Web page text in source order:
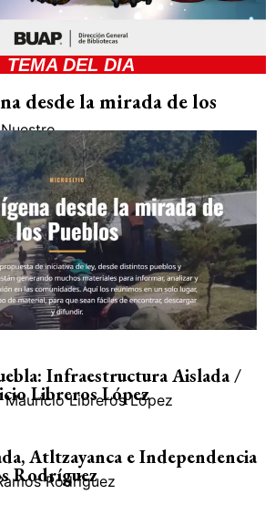
TEMA DEL DIA
desde la mirada de los
Infraestructura Aislada /
Libreros López
Mauricio Libreros López
Atltzayanca e Independencia
Rodríguez
Rodríguez